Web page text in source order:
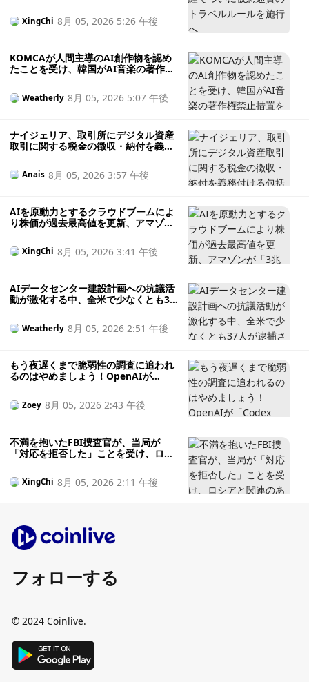
XingChi 8月 05, 2026 5:26 午後
KOMCAが人間主導のAI創作物を認め
たことを受け、韓国がAI音楽の著作権
Weatherly 8月 05, 2026 5:07 午後
ナイジェリア、取引所にデジタル資産
取引に関する税金の徴収・納付を義務
Anais 8月 05, 2026 3:57 午後
AIを原動力とするクラウドブームによ
り株価が過去最高値を更新、アマゾン
XingChi 8月 05, 2026 3:41 午後
AIデータセンター建設計画への抗議活
動が激化する中、全米で少なくとも37
Weatherly 8月 05, 2026 2:51 午後
もう夜遅くまで脆弱性の調査に追われ
るのはやめましょう！OpenAIが
化、AIが脆弱性の検出から修正まで全
て代行します
Zoey 8月 05, 2026 2:43 午後
不満を抱いたFBI捜査官が、当局が
「対応を拒否した」ことを受け、ロシ
ドル相当の仮想通貨を盗んだが、後に
後悔した
XingChi 8月 05, 2026 2:11 午後
フォローする
© 2024 Coinlive.